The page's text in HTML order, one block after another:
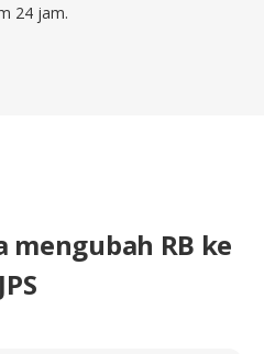
24 jam.
mengubah RB ke
JPS